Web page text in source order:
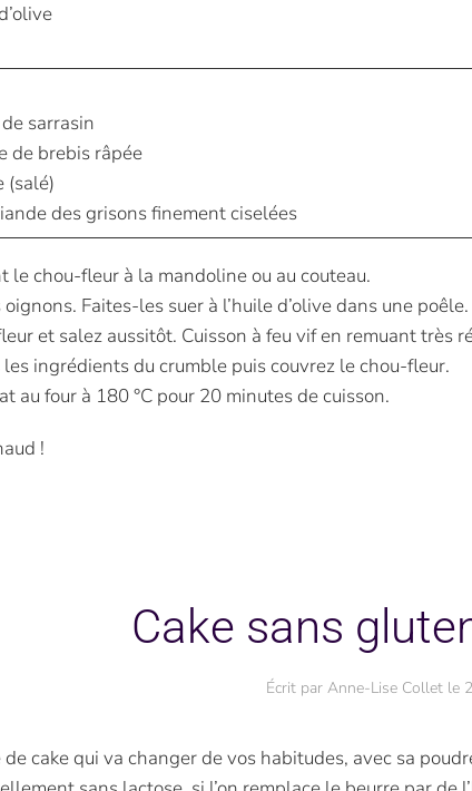
sarrasin
de brebis râpée
(salé)
des grisons finement ciselées
le chou-fleur à la mandoline ou au couteau.
Faites-les suer à l’huile d’olive dans une poêle.
et salez aussitôt. Cuisson à feu vif en remuant
ingrédients du crumble puis couvrez le chou-fleur.
au four à 180 °C pour 20 minutes de cuisson.
!
Cake sans
Écrit par Anne-Lise Collet le
cake qui va changer de vos habitudes, avec sa